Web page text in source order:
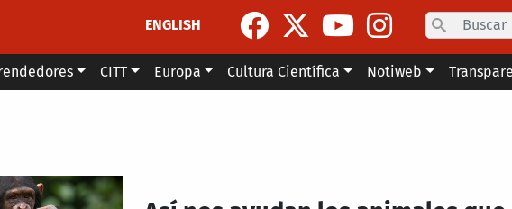
ENGLISH
CITT Europa Cultura Científica Notiweb